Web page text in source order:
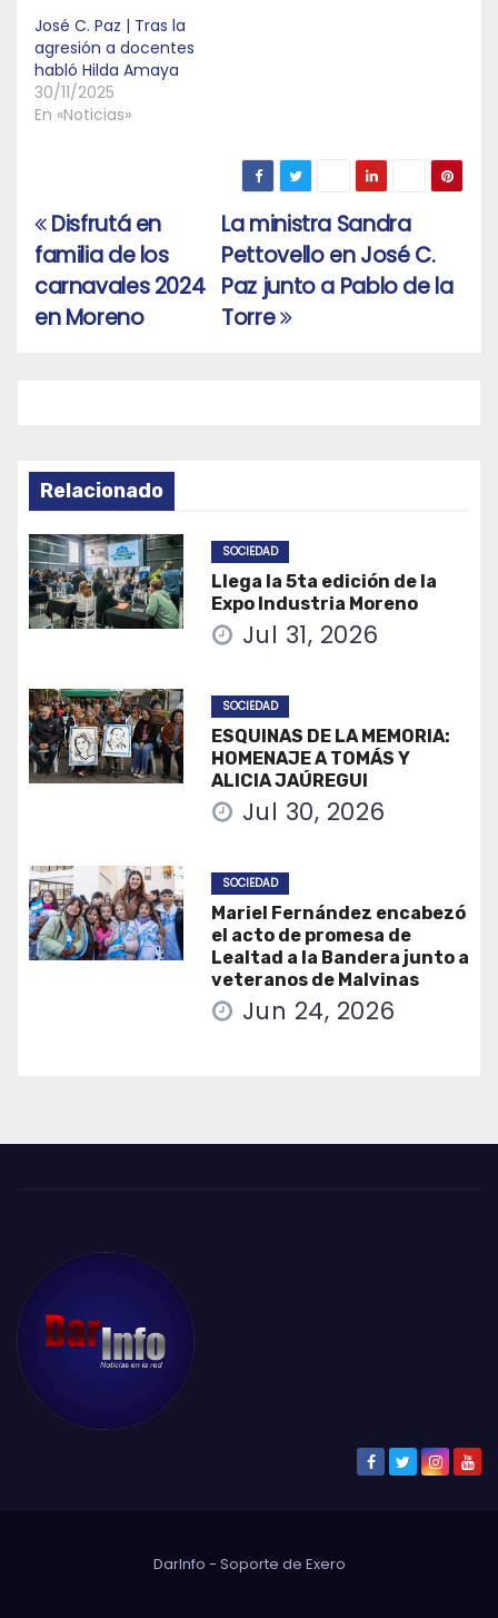
José C. Paz | Tras la
agresión a docentes
habló Hilda Amaya
30/11/2025
En «Noticias»
Navegación
de
entradas
La ministra Sandra
Pettovello en José C.
Paz junto a Pablo de la
Torre
Disfrutá en
familia de los
carnavales 2024
en Moreno
Relacionado
SOCIEDAD
Llega la 5ta edición de la
Expo Industria Moreno
Jul 31, 2026
SOCIEDAD
ESQUINAS DE LA MEMORIA:
HOMENAJE A TOMÁS Y
ALICIA JAÚREGUI
Jul 30, 2026
SOCIEDAD
Mariel Fernández encabezó
el acto de promesa de
Lealtad a la Bandera junto a
veteranos de Malvinas
Jun 24, 2026
DarInfo - Soporte de Exero